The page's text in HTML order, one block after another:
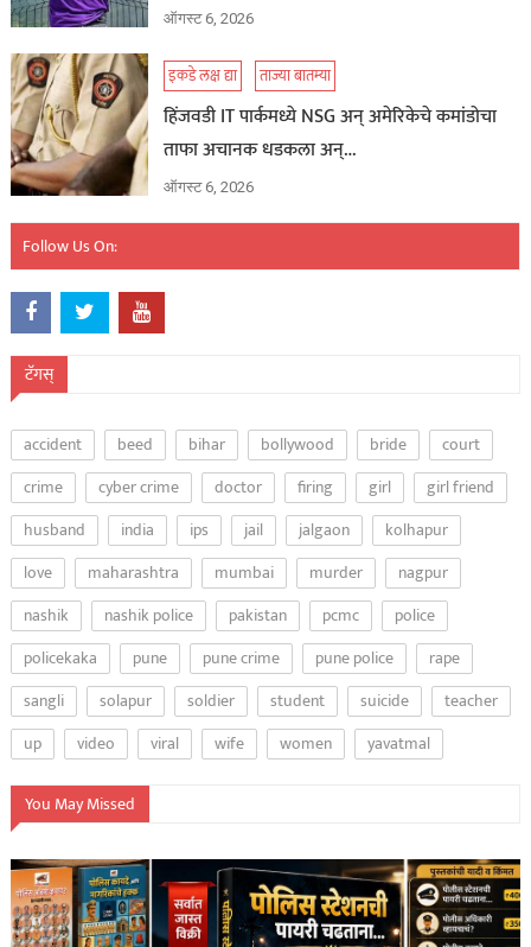
ऑगस्ट 6, 2026
इकडे लक्ष द्या ताज्या बातम्या
हिंजवडी IT पार्कमध्ये NSG अन् अमेरिकेचे कमांडोचा
ताफा अचानक धडकला अन्…
ऑगस्ट 6, 2026
Follow Us On:
टॅगस्
accident beed bihar bollywood bride
court
crime
cyber crime doctor firing girl
girl friend
husband
india ips jail jalgaon
kolhapur
love
maharashtra mumbai murder
nagpur
nashik
nashik police pakistan pcmc
police
policekaka
pune pune crime pune police
rape
sangli
solapur soldier student suicide
teacher
up
video viral wife women yavatmal
You May Missed